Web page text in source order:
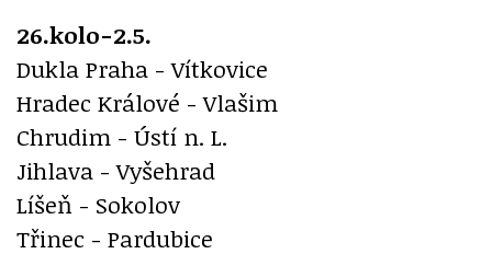
26.kolo-2.5.
Dukla Praha - Vítkovice
Hradec Králové - Vlašim
Chrudim - Ústí n. L.
Jihlava - Vyšehrad
Líšeň - Sokolov
Třinec - Pardubice